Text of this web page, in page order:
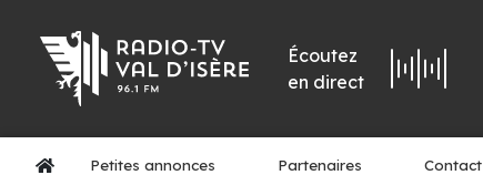
Écoutez
en direct
Petites annonces Partenaires Contact